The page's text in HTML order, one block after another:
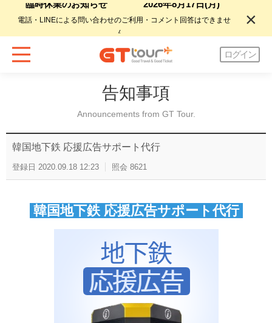
臨時休業のお知らせ 2026年8月17日(月)
電話・LINEによる問い合わせのご利用・コメント回答はできませ
ん
ログイン
告知事項
Announcements from GT Tour.
韓国地下鉄 応援広告サポート代行
登録日 2020.09.18 12:23 照会 8621
韓国地下鉄 応援広告サポート代行